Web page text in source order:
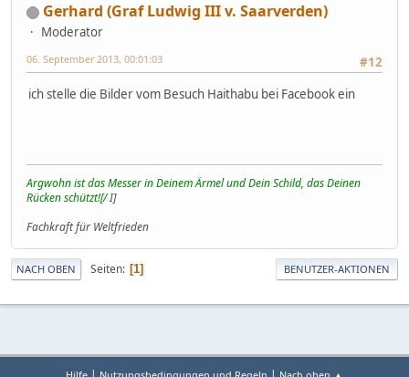
Gerhard (Graf Ludwig III v. Saarverden)
Moderator
#12
06. September 2013, 00:01:03
ich stelle die Bilder vom Besuch Haithabu bei Facebook ein
Argwohn ist das Messer in Deinem Ärmel und Dein Schild, das Deinen
Rücken schützt![/I]
Fachkraft für Weltfrieden
NACH OBEN Seiten 1 BENUTZER-AKTIONEN